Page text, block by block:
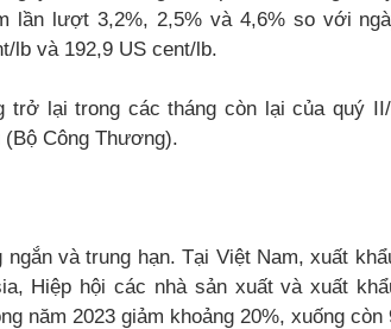
lần lượt 3,2%, 2,5% và 4,6% so với
lb và 192,9 US cent/lb.
lại trong các tháng còn lại của quý
Công Thương).
và trung hạn. Tại Việt Nam, xuất
Hiệp hội các nhà sản xuất và xuất
năm 2023 giảm khoảng 20%, xuống còn